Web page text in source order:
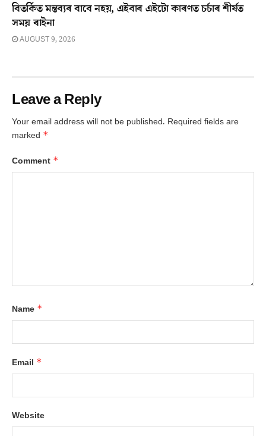
বিতৰ্কিত মন্তব্যৰ বাবে নহয়, এইবাৰ এইটো কাৰণত চৰ্চাৰ শীৰ্ষত
সময় ৰাইনা
AUGUST 9, 2026
Leave a Reply
Your email address will not be published. Required fields are
marked *
Comment *
Name *
Email *
Website